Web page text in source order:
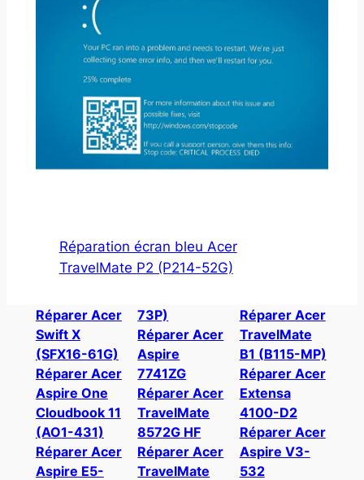
Réparation écran bleu Acer
TravelMate P2 (P214-52G)
Réparer Acer
Swift X
(SFX16-61G)
Réparer Acer
Aspire One
Cloudbook 11
(AO1-431)
Réparer Acer
Aspire E5-
73P)
Réparer Acer
Aspire
7741ZG
Réparer Acer
TravelMate
8572G HF
Réparer Acer
TravelMate
Réparer Acer
TravelMate
B1 (B115-MP)
Réparer Acer
Extensa
4100-D2
Réparer Acer
Aspire V3-
532